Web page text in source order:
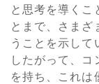
と思考を導くこ
とまで、さまざ
うことを示して
したがって、コ
を持ち、これは